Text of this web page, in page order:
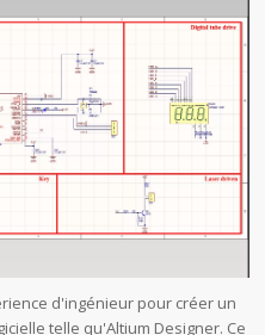
d'ingénieur pour créer un
telle qu'Altium Designer. Ce